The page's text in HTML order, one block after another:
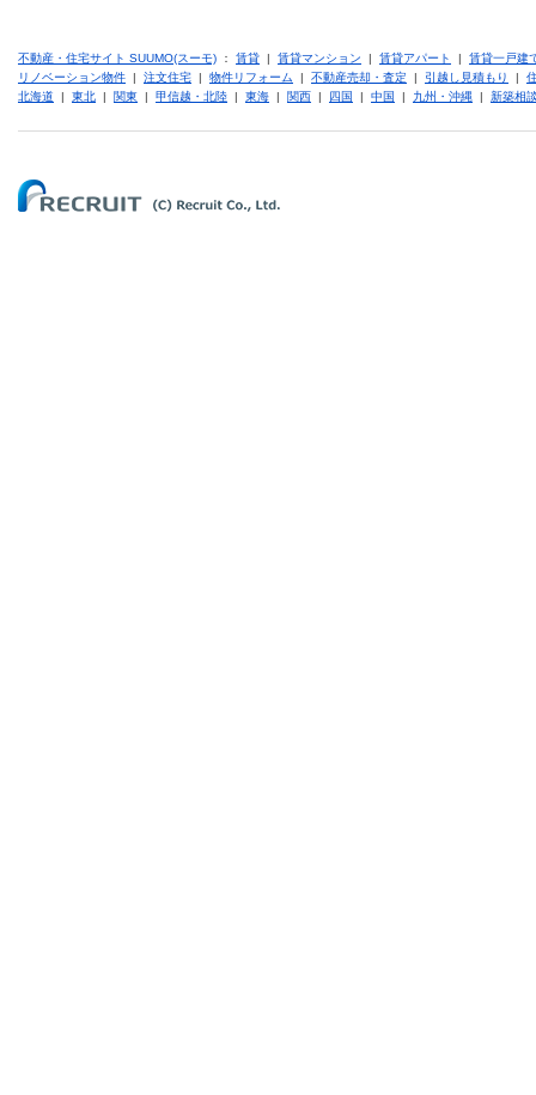
不動産・住宅サイト SUUMO(スーモ) ： 賃貸 | 賃貸マンション | 賃貸アパート | 賃貸一戸建
リノベーション物件 | 注文住宅 | 物件リフォーム | 不動産売却・査定 | 引越し見積もり |
北海道 | 東北 | 関東 | 甲信越・北陸 | 東海 | 関西 | 四国 | 中国 | 九州・沖縄 | 新築相